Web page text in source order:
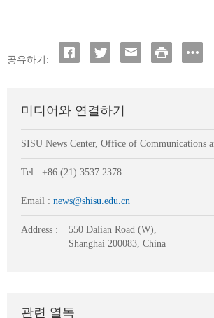
공유하기:
미디어와 연결하기
SISU News Center, Office of Communications
Tel : +86 (21) 3537 2378
Email : news@shisu.edu.cn
Address :
550 Dalian Road (W),
Shanghai 200083, China
관련 열독